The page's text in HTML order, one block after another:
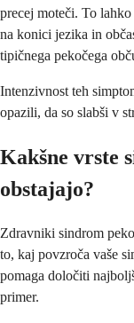
precej moteči. To
na konici jezika in
tipičnega pekočega
Intenzivnost teh
opazili, da so slabši v
Kakšne vrste
obstajajo?
Zdravniki sindrom
to, kaj povzroča vaše
pomaga določiti
primer.